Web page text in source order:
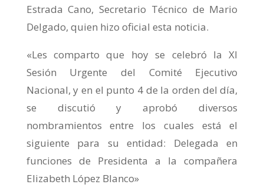
Estrada Cano, Secretario Técnico de Mario
Delgado, quien hizo oficial esta noticia.
«Les comparto que hoy se celebró la XI
Sesión Urgente del Comité Ejecutivo
Nacional, y en el punto 4 de la orden del día,
se discutió y aprobó diversos
nombramientos entre los cuales está el
siguiente para su entidad: Delegada en
funciones de Presidenta a la compañera
Elizabeth López Blanco»